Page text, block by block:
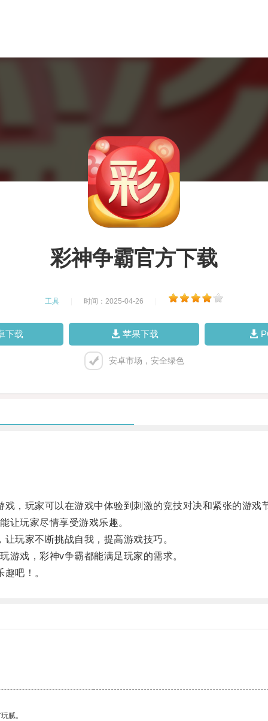
彩神争霸官方下载
工具 时间：2025-04-26
下载 苹果下载
安卓市场，安全绿色
玩家可以在游戏中体验到刺激的竞技对决和紧张的游戏
玩家尽情享受游戏乐趣。
家不断挑战自我，提高游戏技巧。
戏，彩神v争霸都能满足玩家的需求。
吧！。
腻。